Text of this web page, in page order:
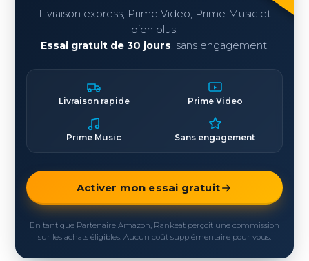
Livraison express, Prime Video, Prime Music et
bien plus.
Essai gratuit de 30 jours, sans engagement.
Livraison rapide Prime Video
Prime Music Sans engagement
Activer mon essai gratuit
En tant que Partenaire Amazon, Rankeat perçoit une commission
sur les achats éligibles. Aucun coût supplémentaire pour vous.